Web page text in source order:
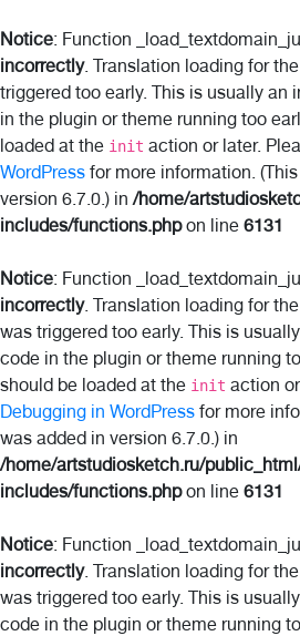
Notice: Function
incorrectly. Translation loading for the
triggered too early. This is usually an
in the plugin or theme running too
loaded at the init action or later.
WordPress for more information.
version 6.7.0.) in/home/
includes/functions.phpon line 6131
Notice: Function
incorrectly. Translation loading for the
was triggered too early. This is
code in the plugin or theme running
should be loaded at the init action
Debugging in WordPress for more
was added in version 6.7.0.) in
/home/artstudiosketch.ru/
includes/functions.phpon line 6131
Notice: Function
incorrectly. Translation loading for the
was triggered too early. This is
code in the plugin or theme running